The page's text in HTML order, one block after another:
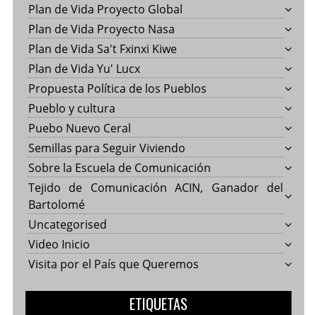
Plan de Vida Proyecto Global
Plan de Vida Proyecto Nasa
Plan de Vida Sa't Fxinxi Kiwe
Plan de Vida Yu' Lucx
Propuesta Política de los Pueblos
Pueblo y cultura
Puebo Nuevo Ceral
Semillas para Seguir Viviendo
Sobre la Escuela de Comunicación
Tejido de Comunicación ACIN, Ganador del
Bartolomé
Uncategorised
Video Inicio
Visita por el País que Queremos
ETIQUETAS